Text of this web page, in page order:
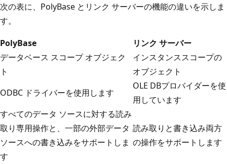
次の表に、PolyBase とリンク サーバーの機能の違いを示しま
す。
PolyBase
リンク サーバー
データベース スコープ オブジェク
ト
インスタンススコープの
オブジェクト
ODBC ドライバーを使用します
OLE DBプロバイダーを使
用しています
すべてのデータ ソースに対する読み
取り専用操作と、一部の外部データ
ソースへの書き込みをサポートしま
す
読み取りと書き込み両方
の操作をサポートします